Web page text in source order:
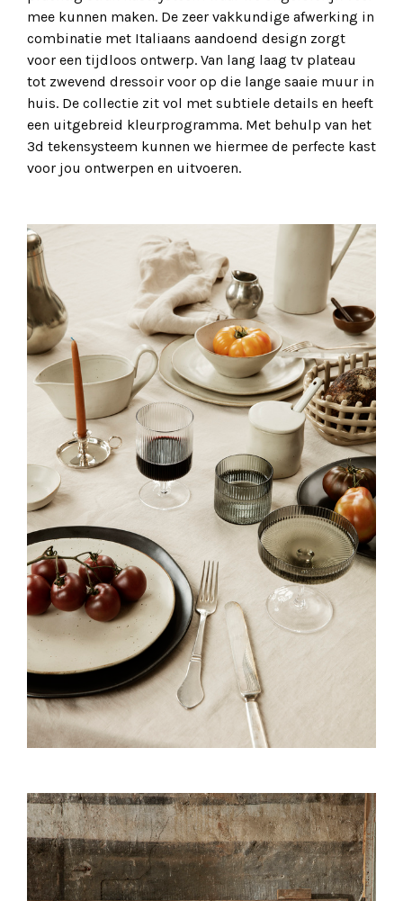
mee kunnen maken. De zeer vakkundige afwerking in
combinatie met Italiaans aandoend design zorgt
voor een tijdloos ontwerp. Van lang laag tv plateau
tot zwevend dressoir voor op die lange saaie muur in
huis. De collectie zit vol met subtiele details en heeft
een uitgebreid kleurprogramma. Met behulp van het
3d tekensysteem kunnen we hiermee de perfecte kast
voor jou ontwerpen en uitvoeren.